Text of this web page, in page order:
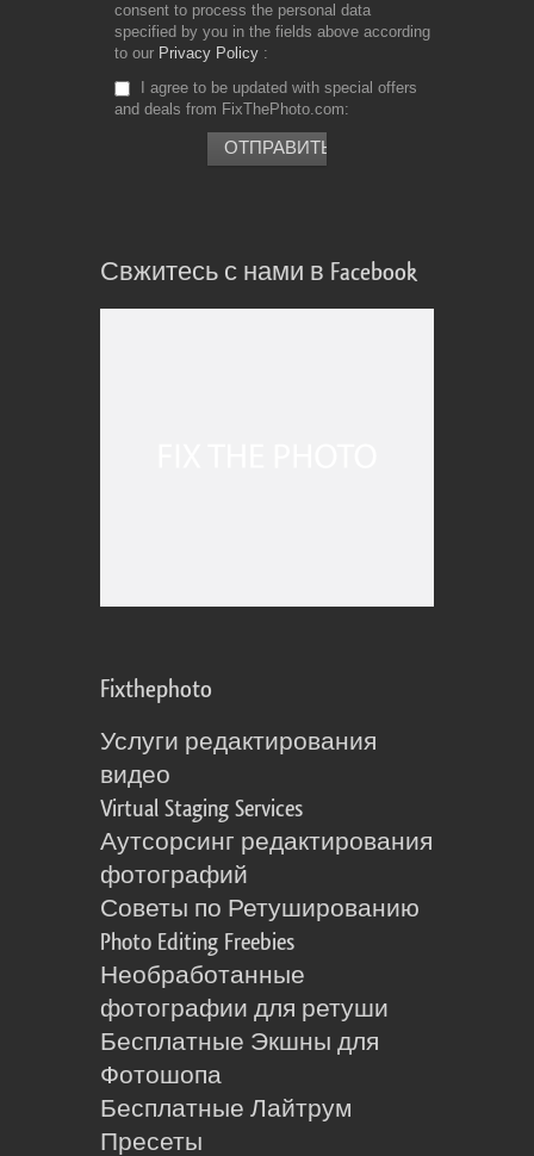
consent to process the personal data
specified by you in the fields above according
to our Privacy Policy
I agree to be updated with special offers
and deals from FixThePhoto.com
Свжитесь с нами в Facebook
Fixthephoto
Услуги редактирования
видео
Virtual Staging Services
Аутсорсинг редактирования
фотографий
Советы по Ретушированию
Photo Editing Freebies
Необработанные
фотографии для ретуши
Бесплатные Экшны для
Фотошопа
Бесплатные Лайтрум
Пресеты